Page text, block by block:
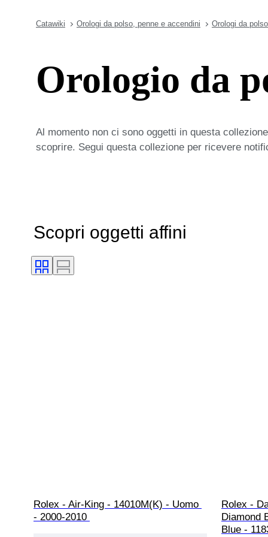
Catawiki Orologi da polso, penne e accendini Orologi da polso
Orologio da
Al momento non ci sono oggetti in questa
scoprire. Segui questa collezione per ricevere
Scopri oggetti affini
Rolex - Air-King - 14010M(K) - Uomo
- 2000-2010
Rolex -
Diamond
Blue -